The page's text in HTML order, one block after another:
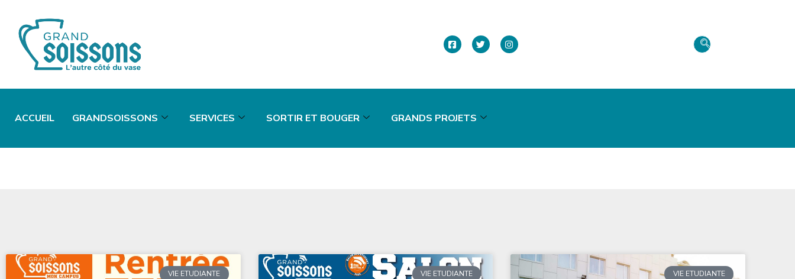
ACCUEIL GRANDSOISSONS SERVICES SORTIR ET BOUGER GRANDS PROJETS
VIE ETUDIANTE VIE ETUDIANTE VIE ETUDIANTE